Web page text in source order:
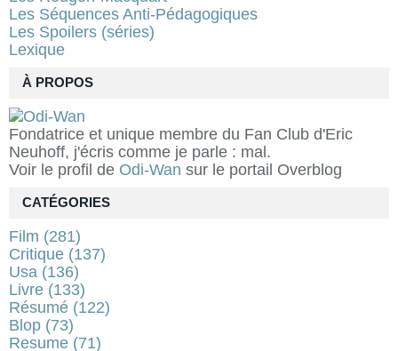
À PROPOS
Fondatrice et unique membre du Fan Club d'Eric
Neuhoff, j'écris comme je parle : mal.
Voir le profil de Odi-Wan sur le portail Overblog
Les Séquences Anti-Pédagogiques
Les Spoilers (séries)
Lexique
CATÉGORIES
Film (281)
Critique (137)
Usa (136)
Livre (133)
Résumé (122)
Blop (73)
Resume (71)